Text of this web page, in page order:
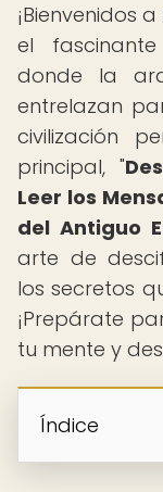
¡Bienvenidos a
el
donde la
entrelazan
civilización
principal, "
Leer los
del Antiguo
arte de
los secretos
¡Prepárate
tu mente y
Índice